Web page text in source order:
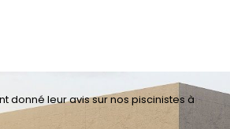
donné leuravis sur nos piscinistes à